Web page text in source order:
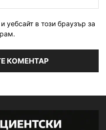
уебсайт в този браузър за